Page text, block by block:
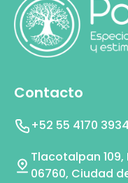
Contacto
+52 55 4170 3934
Tlacotalpan
06760, Ciudad